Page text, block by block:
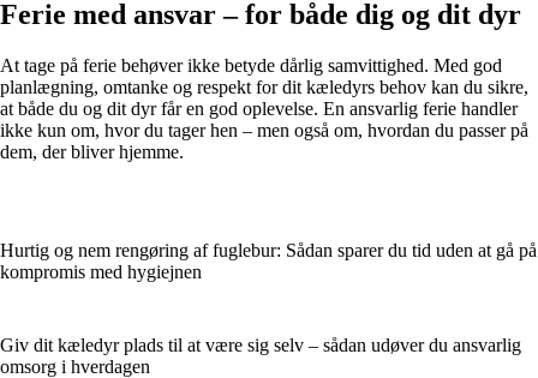
Ferie med ansvar – for både dig og dit dyr
At tage på ferie behøver ikke betyde dårlig samvittighed. Med god
planlægning, omtanke og respekt for dit kæledyrs behov kan du sikre,
at både du og dit dyr får en god oplevelse. En ansvarlig ferie handler
ikke kun om, hvor du tager hen – men også om, hvordan du passer på
dem, der bliver hjemme.
Hurtig og nem rengøring af fuglebur: Sådan sparer du tid uden at gå på
kompromis med hygiejnen
Giv dit kæledyr plads til at være sig selv – sådan udøver du ansvarlig
omsorg i hverdagen